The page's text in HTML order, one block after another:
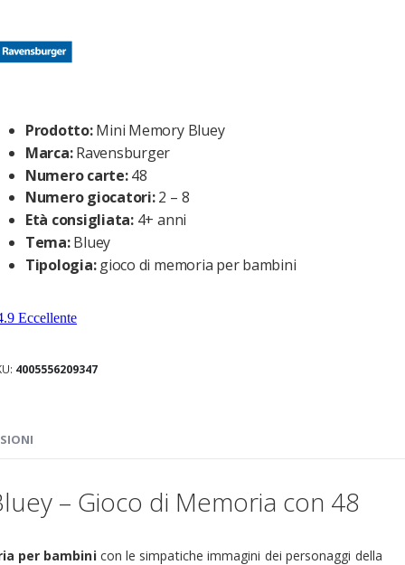
Prodotto:Mini Memory Bluey
Marca:Ravensburger
Numero carte:48
Numero giocatori:2 – 8
Età consigliata:4+ anni
Tema:Bluey
Tipologia:gioco di memoria per bambini
4005556209347
– Gioco di Memoria con 48
per bambinicon le simpatiche immagini dei personaggi della